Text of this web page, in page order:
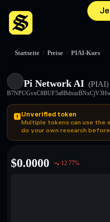
Startseite / Preise / PIAI-Kurs
Pi Network AI (PIAI)
Unverified token
Multiple tokens can use the
do your own research
$0.0000 12.77%